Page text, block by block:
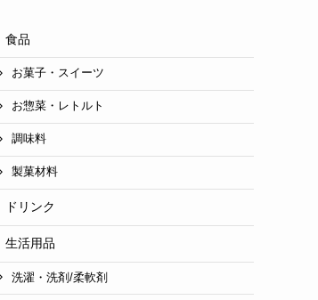
食品
お菓子・スイーツ
お惣菜・レトルト
調味料
製菓材料
ドリンク
生活用品
洗濯・洗剤/柔軟剤